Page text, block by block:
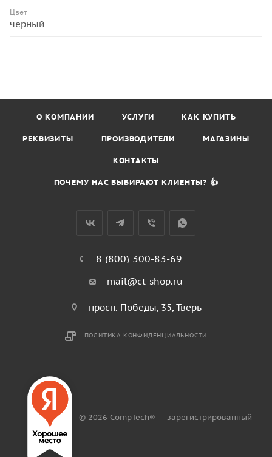
Цвет
черный
О КОМПАНИИ УСЛУГИ КАК КУПИТЬ
РЕКВИЗИТЫ ПРОИЗВОДИТЕЛИ МАГАЗИНЫ
КОНТАКТЫ
ПОЧЕМУ НАС ВЫБИРАЮТ КЛИЕНТЫ? 👍
8 (800) 300-83-69
mail@ct-shop.ru
просп. Победы, 35, Тверь
ПОЛИТИКА КОНФИДЕНЦИАЛЬНОСТИ
© 2026 CompTech® — зарегистрированный